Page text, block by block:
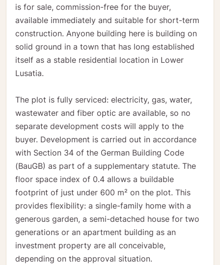
is for sale, commission-free for the buyer,
available immediately and suitable for short-term
construction. Anyone building here is building on
solid ground in a town that has long established
itself as a stable residential location in Lower
Lusatia.
The plot is fully serviced: electricity, gas, water,
wastewater and fiber optic are available, so no
separate development costs will apply to the
buyer. Development is carried out in accordance
with Section 34 of the German Building Code
(BauGB) as part of a supplementary statute. The
floor space index of 0.4 allows a buildable
footprint of just under 600 m² on the plot. This
provides flexibility: a single-family home with a
generous garden, a semi-detached house for two
generations or an apartment building as an
investment property are all conceivable,
depending on the approval situation.